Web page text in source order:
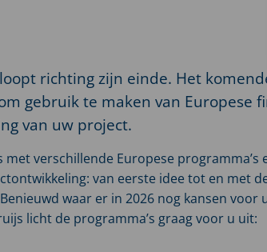
richting zijn einde. Het
gebruik te maken van Europese
van uw project.
met verschillende Europese
van eerste idee tot en met
waar er in 2026 nog kansen voor
licht de programma’s graag voor u uit: